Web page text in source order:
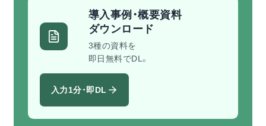
導入事例・概要資料
ダウンロード
3種の資料を
即日無料でDL。
入力1分・即DL